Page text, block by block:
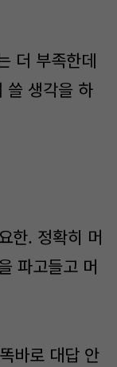
더 부족한데
쓸 생각을 하
한. 정확히 머
파고들고 머
바로 대답 안